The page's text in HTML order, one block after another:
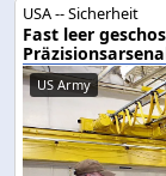
USA -- Sicherheit
Fast leer
US Army